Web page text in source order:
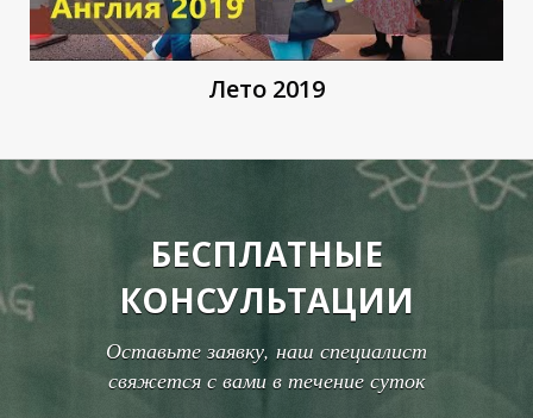
Лето 2019
БЕСПЛАТНЫЕ
КОНСУЛЬТАЦИИ
Оставьте заявку, наш специалист
свяжется с вами в течение суток